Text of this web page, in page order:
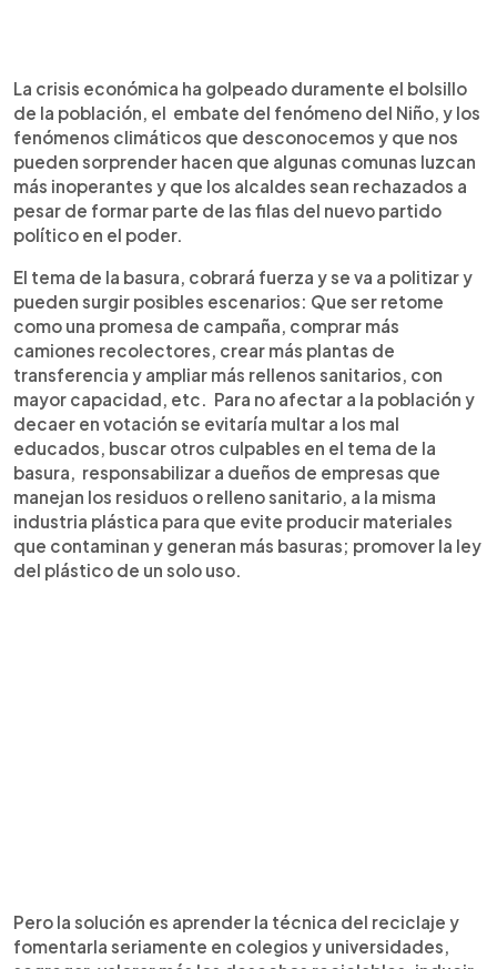
La crisis económica ha golpeado duramente el bolsillo
de la población, el embate del fenómeno del Niño, y los
fenómenos climáticos que desconocemos y que nos
pueden sorprender hacen que algunas comunas luzcan
más inoperantes y que los alcaldes sean rechazados a
pesar de formar parte de las filas del nuevo partido
político en el poder.
El tema de la basura, cobrará fuerza y se va a politizar y
pueden surgir posibles escenarios: Que ser retome
como una promesa de campaña, comprar más
camiones recolectores, crear más plantas de
transferencia y ampliar más rellenos sanitarios, con
mayor capacidad, etc. Para no afectar a la población y
decaer en votación se evitaría multar a los mal
educados, buscar otros culpables en el tema de la
basura, responsabilizar a dueños de empresas que
manejan los residuos o relleno sanitario, a la misma
industria plástica para que evite producir materiales
que contaminan y generan más basuras; promover la ley
del plástico de un solo uso.
Pero la solución es aprender la técnica del reciclaje y
fomentarla seriamente en colegios y universidades,